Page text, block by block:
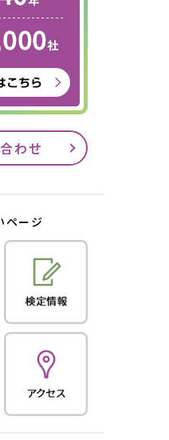
わせ
ページ